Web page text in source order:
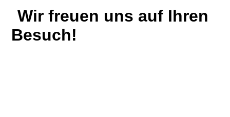
Wir freuen uns auf Ihren
Besuch!